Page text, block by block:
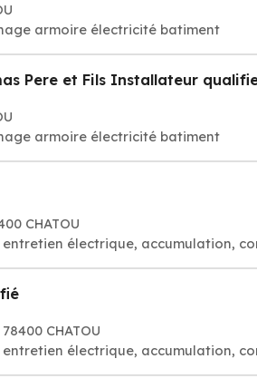
armoire électricité batiment
Pere et Fils Installateur
armoire électricité batiment
CHATOU
électrique, accumulation,
CHATOU
électrique, accumulation,